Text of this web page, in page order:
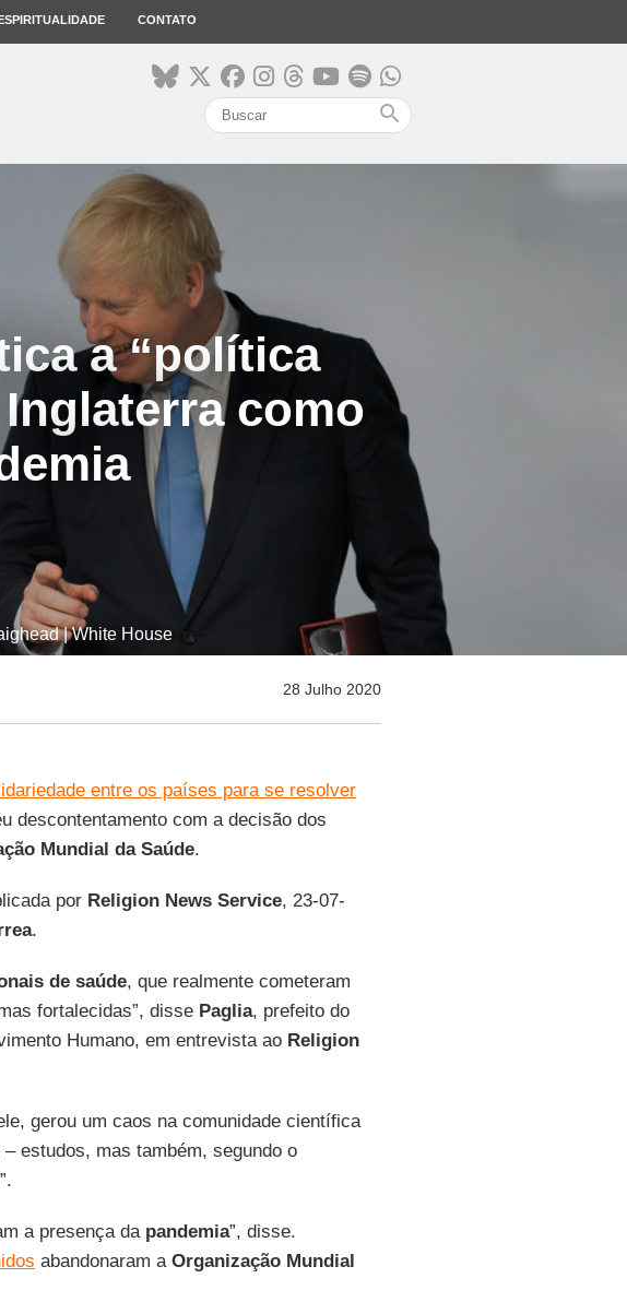
CONTATO
search
a “política
como
| White House
28 Julho 2020
entre os países para se resolver
descontentamento com a decisão dos
Mundial da Saúde.
por Religion News Service, 23-07-
.
de saúde, que realmente cometeram
fortalecidas”, disse Paglia, prefeito do
Humano, em entrevista ao Religion
gerou um caos na comunidade científica
estudos, mas também, segundo o
a presença da pandemia”, disse.
abandonaram a Organização Mundial